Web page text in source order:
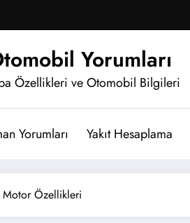
Yorumları
Özellikleri ve Otomobil Bilgileri
Yorumları Yakıt Hesaplama
Motor Özellikleri